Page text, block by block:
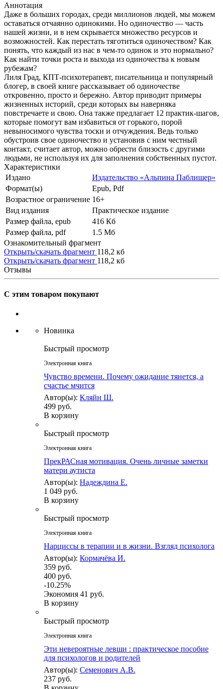
Аннотация
Даже в больших городах, среди миллионов людей, мы можем
оставаться отчаянно одинокими. Но одиночество — часть
нашей жизни, и в нем скрывается множество ресурсов и
возможностей. Как перестать тяготиться одиночеством? Как
понять, что каждый из нас в чем-то одинок и это нормально?
Как найти точки роста и выхода из одиночества к новым
рубежам?
Лиля Град, КПТ-психотерапевт, писательница и популярный
блогер, в своей книге рассказывает об одиночестве
откровенно, просто и бережно. Автор приводит примеры
жизненных историй, среди которых вы наверняка
повстречаете и свою. Она также предлагает 12 практик-шагов,
которые помогут вам избавиться от горького, порой
невыносимого чувства тоски и отчуждения. Ведь только
обустроив свое одиночество и установив с ним честный
контакт, считает автор, можно обрести близость с другими
людьми, не используя их для заполнения собственных пустот.
Характеристики
Издано
Издательство «Альпина Паблишер»
Формат(ы)
Epub, Pdf
Возрастное ограничение 16+
Вид издания
Практическое издание
Размер файла, epub
416 Кб
Размер файла, pdf
1.5 Mб
Ознакомительный фрагмент
Открыть/скачать фрагмент 118,2 кб
Открыть/скачать фрагмент 118,2 кб
Отзывы
С этим товаром покупают
Новинка
Быстрый просмотр
Электронная книга
Чувство времени. Почему ожидание тянется, а
счастье мчится
Автор(ы): Кляйн Ш.
499 руб.
В корзину
Быстрый просмотр
Электронная книга
ПрекРАСная мотивация. Очень личные заметки
матери аутиста
Автор(ы): Надеждина Е.
1 049 руб.
В корзину
Быстрый просмотр
Электронная книга
Нарциссы в терапии и в жизни. Взгляд психолога
Автор(ы): Кормачёва И.
359 руб.
400 руб.
-10.25%
Экономия 41 руб.
В корзину
Быстрый просмотр
Электронная книга
Эти невероятные левши : практическое пособие
для психологов и родителей
Автор(ы): Семенович А.В.
237 руб.